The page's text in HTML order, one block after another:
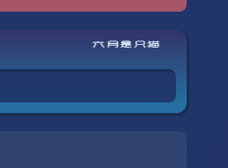
六月是只猫